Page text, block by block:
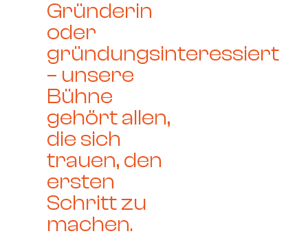
Gründerin
oder
gründungsinteressiert
– unsere
Bühne
gehört allen,
die sich
trauen, den
ersten
Schritt zu
machen.